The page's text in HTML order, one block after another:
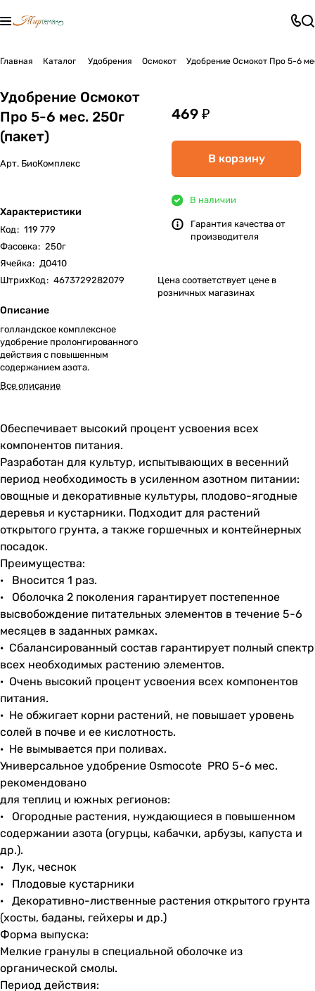
Главная Каталог Удобрения Осмокот Удобрение Осмокот Про 5-6
Удобрение Осмокот
Про 5-6 мес. 250г
(пакет)
Арт. БиоКомплекс
Характеристики
Код: 119 779
Фасовка: 250г
Ячейка: Д0410
ШтрихКод: 4673729282079
Описание
голландское комплексное
удобрение пролонгированного
действия с повышенным
содержанием азота.
Все описание
469 ₽
В корзину
В наличии
Гарантия качества от
производителя
Цена соответствует цене в
розничных магазинах
Обеспечивает высокий процент усвоения всех
компонентов питания.
Разработан для культур, испытывающих в весенний
период необходимость в усиленном азотном питании:
овощные и декоративные культуры, плодово-ягодные
деревья и кустарники. Подходит для растений
открытого грунта, а также горшечных и контейнерных
посадок.
Преимущества:
· Вносится 1 раз.
· Оболочка 2 поколения гарантирует постепенное
высвобождение питательных элементов в течение 5-6
месяцев в заданных рамках.
· Сбалансированный состав гарантирует полный спектр
всех необходимых растению элементов.
· Очень высокий процент усвоения всех компонентов
питания.
· Не обжигает корни растений, не повышает уровень
солей в почве и ее кислотность.
· Не вымывается при поливах.
Универсальное удобрение Osmocote PRO 5-6 мес.
рекомендовано
для теплиц и южных регионов:
· Огородные растения, нуждающиеся в повышенном
содержании азота (огурцы, кабачки, арбузы, капуста и
др.).
· Лук, чеснок
· Плодовые кустарники
· Декоративно-лиственные растения открытого грунта
(хосты, баданы, гейхеры и др.)
Форма выпуска:
Мелкие гранулы в специальной оболочке из
органической смолы.
Период действия: